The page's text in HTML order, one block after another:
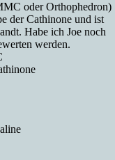
oder Orthophedron)
der Cathinone und ist
Habe ich Joe noch
werden.